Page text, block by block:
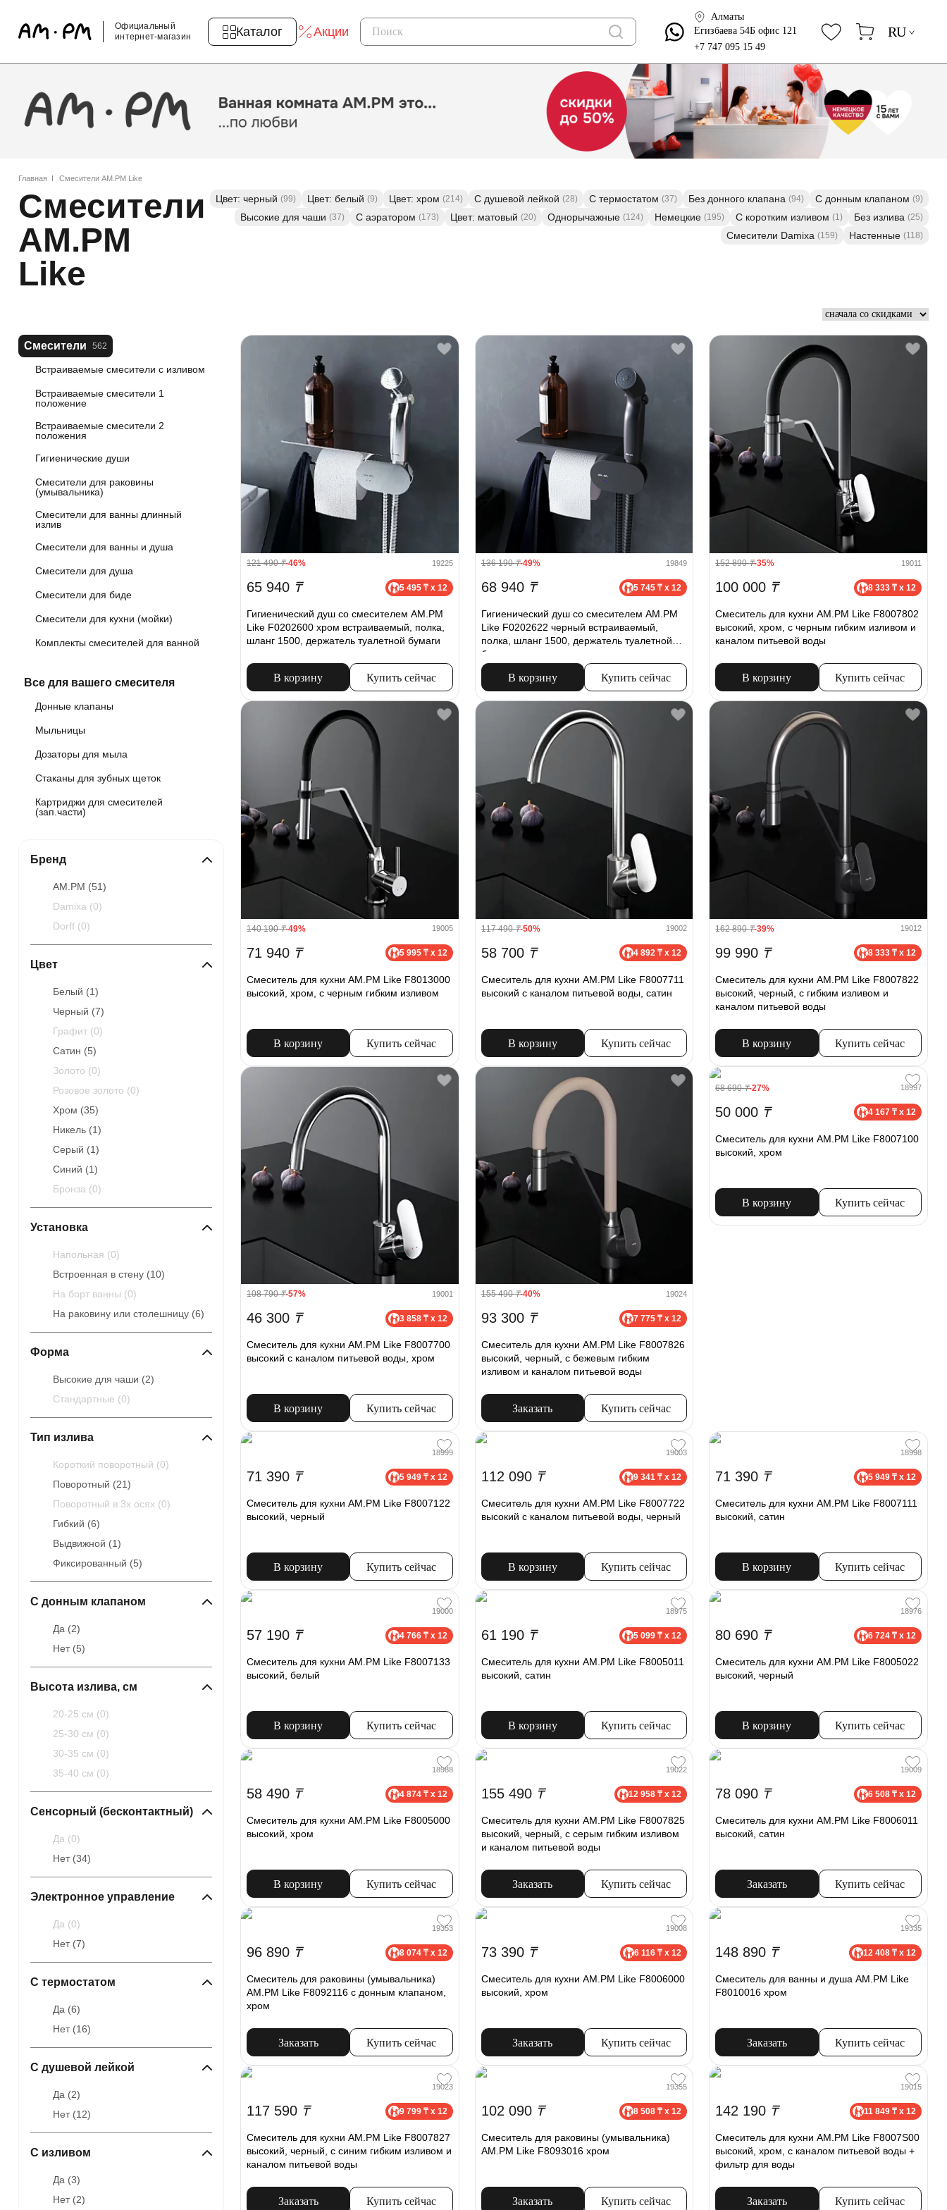
Официальный
интернет-магазин
Каталог Акции
Алматы
Егизбаева 54Б офис 121
+7 747 095 15 49
RU
Главная Смесители AM.PM Like
Смесители
AM.PM
Like
Цвет: черный (99) Цвет: белый (9) Цвет: хром (214) С душевой лейкой (28) С термостатом (37) Без донного клапана (94) С донным клапаном (9)
Высокие для чаши (37) С аэратором (173) Цвет: матовый (20) Однорычажные (124) Немецкие (195) C коротким изливом (1) Без излива (25)
Смесители Damixa (159) Настенные (118)
Смесители 562
Встраиваемые смесители с изливом
Встраиваемые смесители 1
положение
Встраиваемые смесители 2
положения
Гигиенические души
Смесители для раковины
(умывальника)
Смесители для ванны длинный
излив
Смесители для ванны и душа
Смесители для душа
Смесители для биде
Смесители для кухни (мойки)
Комплекты смесителей для ванной
Все для вашего смесителя
Донные клапаны
Мыльницы
Дозаторы для мыла
Стаканы для зубных щеток
Картриджи для смесителей
(зап.части)
Бренд
AM.PM (51)
Damixa (0)
Dorff (0)
Цвет
Белый (1)
Черный (7)
Графит (0)
Сатин (5)
Золото (0)
Розовое золото (0)
Хром (35)
Никель (1)
Серый (1)
Синий (1)
Бронза (0)
Установка
Напольная (0)
Встроенная в стену (10)
На борт ванны (0)
На раковину или столешницу (6)
Форма
Высокие для чаши (2)
Стандартные (0)
Тип излива
Короткий поворотный (0)
Поворотный (21)
Поворотный в 3х осях (0)
Гибкий (6)
Выдвижной (1)
Фиксированный (5)
С донным клапаном
Да (2)
Нет (5)
Высота излива, см
20-25 см (0)
25-30 см (0)
30-35 см (0)
35-40 см (0)
Сенсорный (бесконтактный)
Да (0)
Нет (34)
Электронное управление
Да (0)
Нет (7)
С термостатом
Да (6)
Нет (16)
С душевой лейкой
Да (2)
Нет (12)
С изливом
Да (3)
Нет (2)
121 490₸-46% 19225
65 940 ₸ 5 495 ₸ x 12
Гигиенический душ со смесителем AM.PM
Like F0202600 хром встраиваемый, полка,
шланг 1500, держатель туалетной бумаги
В корзину Купить сейчас
136 190₸-49% 19849
68 940 ₸ 5 745 ₸ x 12
Гигиенический душ со смесителем AM.PM
Like F0202622 черный встраиваемый,
полка, шланг 1500, держатель туалетной
бумаги
В корзину Купить сейчас
152 890₸-35% 19011
100 000 ₸ 8 333 ₸ x 12
Смеситель для кухни AM.PM Like F8007802
высокий, хром, с черным гибким изливом и
каналом питьевой воды
В корзину Купить сейчас
140 190₸-49% 19005
71 940 ₸ 5 995 ₸ x 12
Смеситель для кухни AM.PM Like F8013000
высокий, хром, с черным гибким изливом
В корзину Купить сейчас
117 490₸-50% 19002
58 700 ₸ 4 892 ₸ x 12
Смеситель для кухни AM.PM Like F8007711
высокий с каналом питьевой воды, сатин
В корзину Купить сейчас
162 890₸-39% 19012
99 990 ₸ 8 333 ₸ x 12
Смеситель для кухни AM.PM Like F8007822
высокий, черный, с гибким изливом и
каналом питьевой воды
В корзину Купить сейчас
108 790₸-57% 19001
46 300 ₸ 3 858 ₸ x 12
Смеситель для кухни AM.PM Like F8007700
высокий с каналом питьевой воды, хром
В корзину Купить сейчас
155 490₸-40% 19024
93 300 ₸ 7 775 ₸ x 12
Смеситель для кухни AM.PM Like F8007826
высокий, черный, с бежевым гибким
изливом и каналом питьевой воды
Заказать Купить сейчас
68 690₸-27% 18997
50 000 ₸ 4 167 ₸ x 12
Смеситель для кухни AM.PM Like F8007100
высокий, хром
В корзину Купить сейчас
18999
71 390 ₸ 5 949 ₸ x 12
Смеситель для кухни AM.PM Like F8007122
высокий, черный
В корзину Купить сейчас
19003
112 090 ₸ 9 341 ₸ x 12
Смеситель для кухни AM.PM Like F8007722
высокий с каналом питьевой воды, черный
В корзину Купить сейчас
18998
71 390 ₸ 5 949 ₸ x 12
Смеситель для кухни AM.PM Like F8007111
высокий, сатин
В корзину Купить сейчас
19000
57 190 ₸ 4 766 ₸ x 12
Смеситель для кухни AM.PM Like F8007133
высокий, белый
В корзину Купить сейчас
18975
61 190 ₸ 5 099 ₸ x 12
Смеситель для кухни AM.PM Like F8005011
высокий, сатин
В корзину Купить сейчас
18976
80 690 ₸ 6 724 ₸ x 12
Смеситель для кухни AM.PM Like F8005022
высокий, черный
В корзину Купить сейчас
18988
58 490 ₸ 4 874 ₸ x 12
Смеситель для кухни AM.PM Like F8005000
высокий, хром
В корзину Купить сейчас
19022
155 490 ₸ 12 958 ₸ x 12
Смеситель для кухни AM.PM Like F8007825
высокий, черный, с серым гибким изливом
и каналом питьевой воды
Заказать Купить сейчас
19009
78 090 ₸ 6 508 ₸ x 12
Смеситель для кухни AM.PM Like F8006011
высокий, сатин
Заказать Купить сейчас
19353
96 890 ₸ 8 074 ₸ x 12
Смеситель для раковины (умывальника)
AM.PM Like F8092116 с донным клапаном,
хром
Заказать Купить сейчас
19008
73 390 ₸ 6 116 ₸ x 12
Смеситель для кухни AM.PM Like F8006000
высокий, хром
Заказать Купить сейчас
19335
148 890 ₸ 12 408 ₸ x 12
Смеситель для ванны и душа AM.PM Like
F8010016 хром
Заказать Купить сейчас
19023
117 590 ₸ 9 799 ₸ x 12
Смеситель для кухни AM.PM Like F8007827
высокий, черный, с синим гибким изливом и
каналом питьевой воды
Заказать Купить сейчас
19355
102 090 ₸ 8 508 ₸ x 12
Смеситель для раковины (умывальника)
AM.PM Like F8093016 хром
Заказать Купить сейчас
19015
142 190 ₸ 11 849 ₸ x 12
Смеситель для кухни AM.PM Like F8007S00
высокий, хром, с каналом питьевой воды +
фильтр для воды
Заказать Купить сейчас